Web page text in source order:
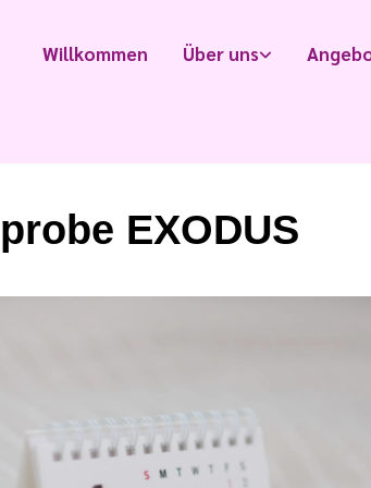
Willkommen Über uns
EXODUS